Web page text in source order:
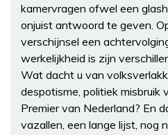
kamervragen ofwel een
onjuist antwoord te geven.
verschijnsel een
werkelijkheid is zijn
Wat dacht u van
despotisme, politiek misbruik
Premier van Nederland? En
vazallen, een lange lijst, nog